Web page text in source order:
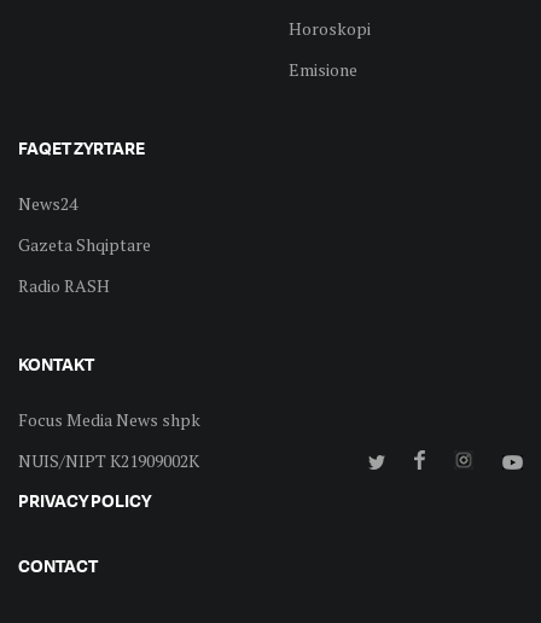
Horoskopi
Emisione
FAQET ZYRTARE
News24
Gazeta Shqiptare
Radio RASH
KONTAKT
Focus Media News shpk
NUIS/NIPT K21909002K
PRIVACY POLICY
CONTACT